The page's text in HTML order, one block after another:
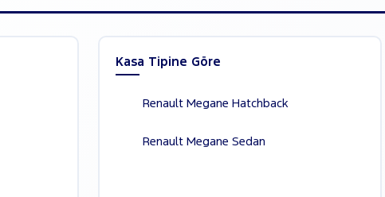
Kasa Tipine Göre
Renault Megane Hatchback
Renault Megane Sedan